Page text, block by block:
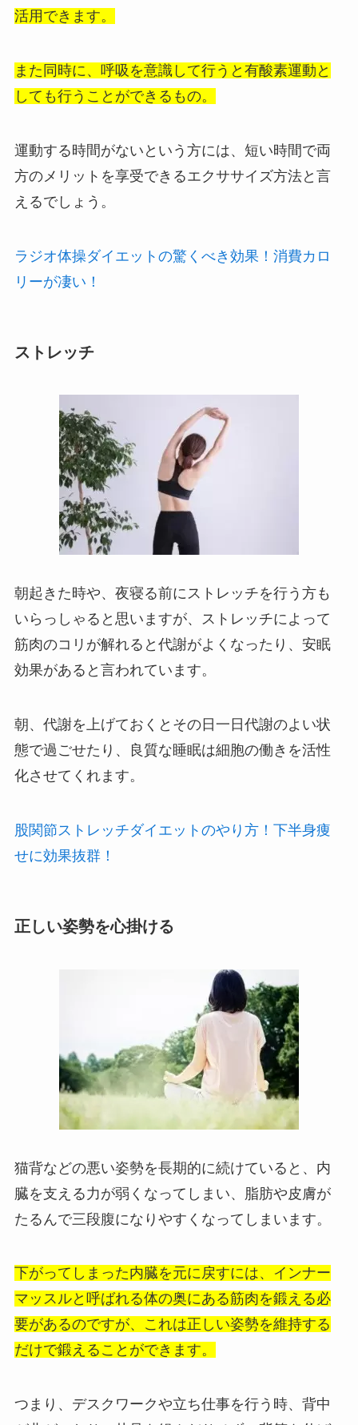
活用できます。
また同時に、呼吸を意識して行うと有酸素運動と
しても行うことができるもの。
運動する時間がないという方には、短い時間で両
方のメリットを享受できるエクササイズ方法と言
えるでしょう。
ラジオ体操ダイエットの驚くべき効果！消費カロ
リーが凄い！
ストレッチ
朝起きた時や、夜寝る前にストレッチを行う方も
いらっしゃると思いますが、ストレッチによって
筋肉のコリが解れると代謝がよくなったり、安眠
効果があると言われています。
朝、代謝を上げておくとその日一日代謝のよい状
態で過ごせたり、良質な睡眠は細胞の働きを活性
化させてくれます。
股関節ストレッチダイエットのやり方！下半身痩
せに効果抜群！
正しい姿勢を心掛ける
猫背などの悪い姿勢を長期的に続けていると、内
臓を支える力が弱くなってしまい、脂肪や皮膚が
たるんで三段腹になりやすくなってしまいます。
下がってしまった内臓を元に戻すには、インナー
マッスルと呼ばれる体の奥にある筋肉を鍛える必
要があるのですが、これは正しい姿勢を維持する
だけで鍛えることができます。
つまり、デスクワークや立ち仕事を行う時、背中